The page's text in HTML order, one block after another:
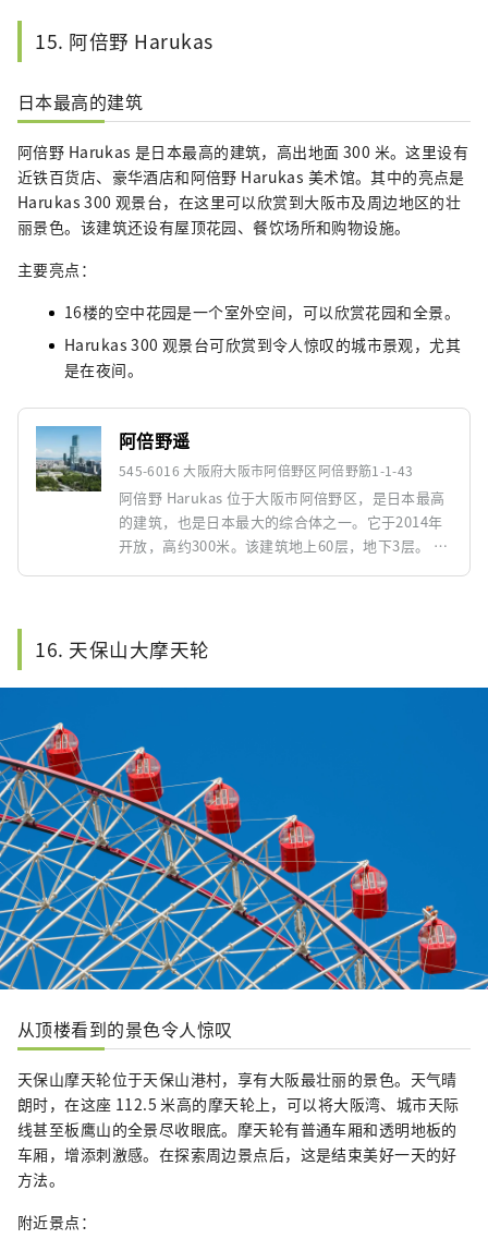
15. 阿倍野 Harukas
日本最高的建筑
阿倍野 Harukas 是日本最高的建筑，高出地面 300 米。这里设有
近铁百货店、豪华酒店和阿倍野 Harukas 美术馆。其中的亮点是
Harukas 300 观景台，在这里可以欣赏到大阪市及周边地区的壮
丽景色。该建筑还设有屋顶花园、餐饮场所和购物设施。
主要亮点：
16楼的空中花园是一个室外空间，可以欣赏花园和全景。
Harukas 300 观景台可欣赏到令人惊叹的城市景观，尤其
是在夜间。
阿倍野遥
545-6016 大阪府大阪市阿倍野区阿倍野筋1-1-43
阿倍野 Harukas 位于大阪市阿倍野区，是日本最高
的建筑，也是日本最大的综合体之一。它于2014年
开放，高约300米。该建筑地上60层，地下3层。 阿
地区的景色。此外，39楼还有阿倍野Harukas美术
馆，经常举办各种展览和活动。 此外，地下层还有
阿倍野Harukas近铁总店，里面有餐厅和商店，您
休闲场所。
16. 天保山大摩天轮
从顶楼看到的景色令人惊叹
天保山摩天轮位于天保山港村，享有大阪最壮丽的景色。天气晴
朗时，在这座 112.5 米高的摩天轮上，可以将大阪湾、城市天际
线甚至板鹰山的全景尽收眼底。摩天轮有普通车厢和透明地板的
车厢，增添刺激感。在探索周边景点后，这是结束美好一天的好
方法。
附近景点：